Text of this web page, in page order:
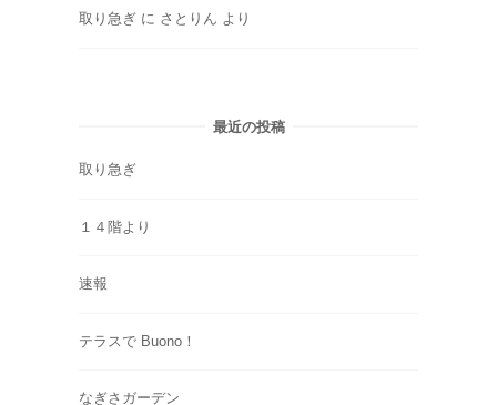
取り急ぎ に さとりん より
最近の投稿
取り急ぎ
１４階より
速報
テラスで Buono！
なぎさガーデン